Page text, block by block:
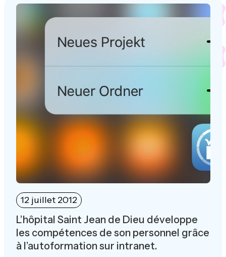
12 juillet 2012
L’hôpital Saint Jean de Dieu développe
les compétences de son personnel grâce
à l’autoformation sur intranet.